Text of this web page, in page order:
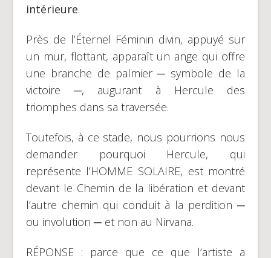
intérieure.
Près de l’Éternel Féminin divin, appuyé sur
un mur, flottant, apparaît un ange qui offre
une branche de palmier ─ symbole de la
victoire ─, augurant à Hercule des
triomphes dans sa traversée.
Toutefois, à ce stade, nous pourrions nous
demander pourquoi Hercule, qui
représente l’HOMME SOLAIRE, est montré
devant le Chemin de la libération et devant
l’autre chemin qui conduit à la perdition ─
ou involution ─ et non au Nirvana.
RÉPONSE : parce que ce que l’artiste a